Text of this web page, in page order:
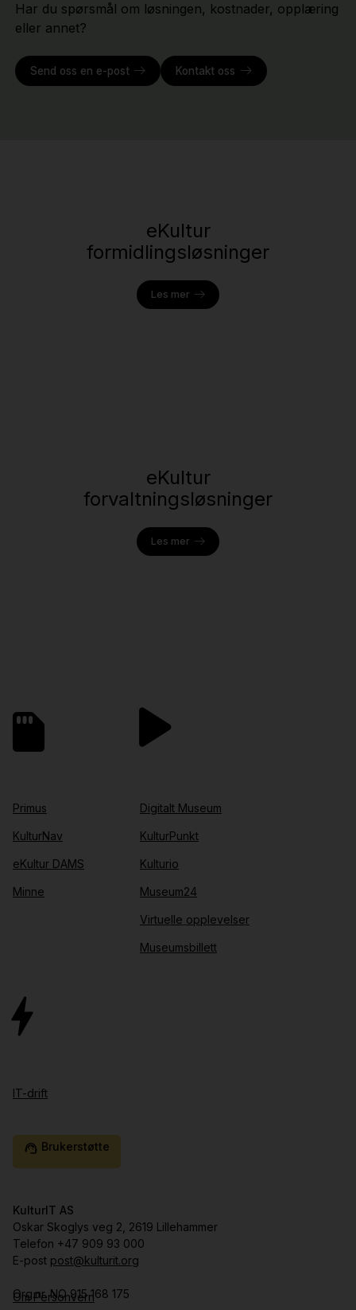
Har du spørsmål om løsningen, kostnader, opplæring
eller annet?
Send oss en e-post Kontakt oss
eKultur
formidlingsløsninger
Les mer
eKultur
forvaltningsløsninger
Les mer
Primus
KulturNav
eKultur DAMS
Minne
Digitalt Museum
KulturPunkt
Kulturio
Museum24
Virtuelle opplevelser
Museumsbillett
IT-drift
support_agent Brukerstøtte
KulturIT AS
Oskar Skoglys veg 2, 2619 Lillehammer
Telefon +47 909 93 000
E-post post@kulturit.org
Org.nr. NO 915 168 175
Om Personvern